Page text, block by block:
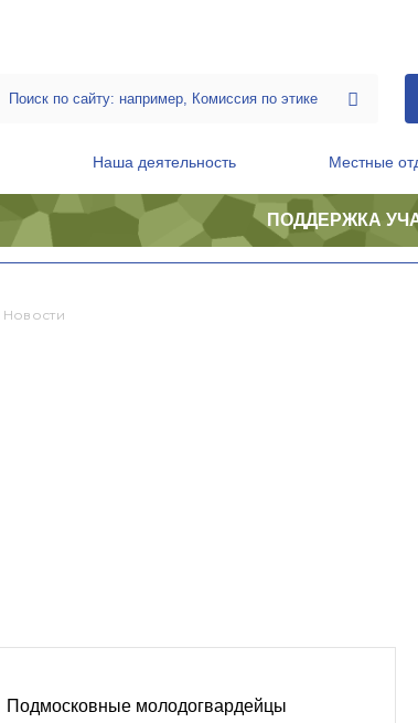
Наша деятельность Местные
ПОДДЕРЖКА
Новости
Подмосковные молодогвардейцы